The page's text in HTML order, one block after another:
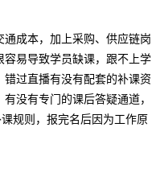
成本，加上采购、供应链岗
易导致学员缺课，跟不上学
过直播有没有配套的补课资
没有专门的课后答疑通道，
规则，报完名后因为工作原